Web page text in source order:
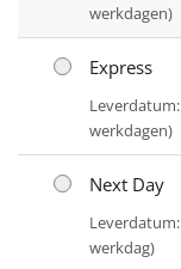
werkdagen)
Express
Leverdatum:
werkdagen)
Next Day
Leverdatum:
werkdag)